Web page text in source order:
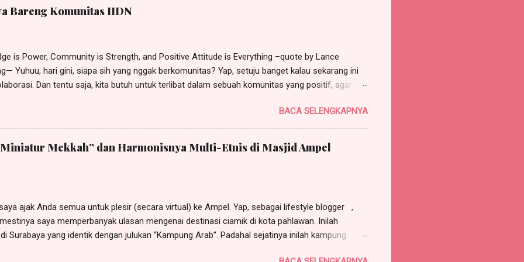
Bareng Komunitas IIDN
is Power, Community is Strength, and Positive Attitude is Everything –quote by Lance
Yuhuu, hari gini, siapa sih yang nggak berkomunitas? Yap, setuju banget kalau sekarang ini
Dan tentu saja, kita butuh untuk terlibat dalam sebuah komunitas yang positif, agar
menjadi sosok berdaya. Yang siap melesatkan asa, menghasilkan karya yang semoga bisa
jariyah saya. Alhamdulillah, hobi menulis yang saya tekuni bisa menjadi sarana untuk
me. Tapi sebagaimana yang dicetuskan oleh Lance Armstrong, bahwa “Community
maka sudah barang tentu, saya butuh untuk berkomunitas. Utamanya join dengan komunitas
BACA SELENGKAPNYA
Mekkah” dan Harmonisnya Multi-Etnis di Masjid Ampel
ajak Anda semua untuk plesir (secara virtual) ke Ampel. Yap, sebagai lifestyle blogger ,
saya memperbanyak ulasan mengenai destinasi ciamik di kota pahlawan. Inilah
Surabaya yang identik dengan julukan “Kampung Arab”. Padahal sejatinya inilah kampung